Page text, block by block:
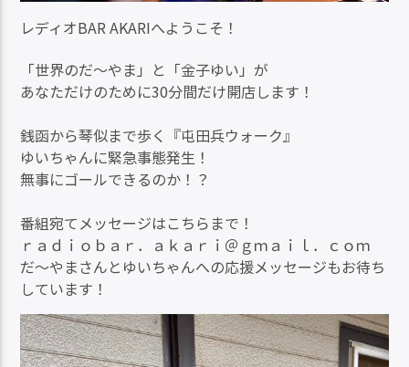
レディオBAR AKARIへようこそ！
「世界のだ～やま」と「金子ゆい」が
あなただけのために30分間だけ開店します！
銭函から琴似まで歩く『屯田兵ウォーク』
ゆいちゃんに緊急事態発生！
無事にゴールできるのか！？
番組宛てメッセージはこちらまで！
ｒａｄｉｏｂａｒ．ａｋａｒｉ＠ｇｍａｉｌ．ｃｏｍ
だ～やまさんとゆいちゃんへの応援メッセージもお待ち
しています！